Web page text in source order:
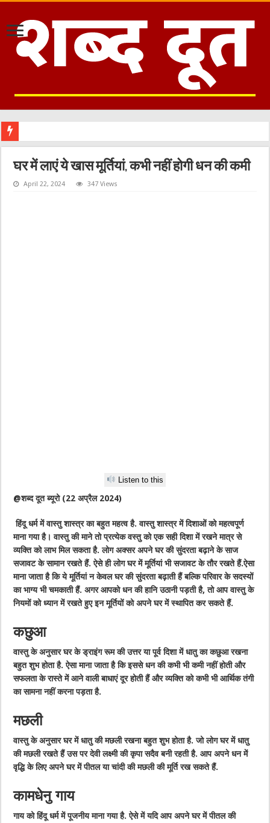
घर में लाएं ये खास मूर्तियां, कभी नहीं होगी धन की कमी
April 22, 2024 347 Views
Listen to this
@शब्द दूत ब्यूरो (22 अप्रैल 2024)
हिंदू धर्म में वास्तु शास्त्र का बहुत महत्व है. वास्तु शास्त्र में दिशाओं को महत्वपूर्ण
माना गया है। वास्तु की माने तो प्रत्येक वस्तु को एक सही दिशा में रखने मात्र से
व्यक्ति को लाभ मिल सकता है. लोग अक्सर अपने घर की सुंदरता बढ़ाने के साज
सजावट के सामान रखते हैं. ऐसे ही लोग घर में मूर्तियां भी सजावट के तौर रखते हैं.ऐसा
माना जाता है कि ये मूर्तियां न केवल घर की सुंदरता बढ़ाती हैं बल्कि परिवार के सदस्यों
का भाग्य भी चमकाती हैं. अगर आपको धन की हानि उठानी पड़ती है, तो आप वास्तु के
नियमों को ध्यान में रखते हुए इन मूर्तियों को अपने घर में स्थापित कर सकते हैं.
कछुआ
वास्तु के अनुसार घर के ड्राइंग रूम की उत्तर या पूर्व दिशा में धातु का कछुआ रखना
बहुत शुभ होता है. ऐसा माना जाता है कि इससे धन की कभी भी कमी नहीं होती और
सफलता के रास्ते में आने वाली बाधाएं दूर होती हैं और व्यक्ति को कभी भी आर्थिक तंगी
का सामना नहीं करना पड़ता है.
मछली
वास्तु के अनुसार घर में धातु की मछली रखना बहुत शुभ होता है. जो लोग घर में धातु
की मछली रखते हैं उस पर देवी लक्ष्मी की कृपा सदैव बनी रहती है. आप अपने धन में
वृद्धि के लिए अपने घर में पीतल या चांदी की मछली की मूर्ति रख सकते हैं.
कामधेनु गाय
गाय को हिंदू धर्म में पूजनीय माना गया है. ऐसे में यदि आप अपने घर में पीतल की